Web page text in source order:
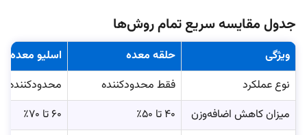
جدول مقایسه سریع تمام روش‌ها
ویژگی حلقه معده
اسلیو معده
نوع عملکرد
فقط محدودکننده
محدودکننده
میزان کاهش اضافه‌وزن
۴۰ تا ۵۰٪ ۶۰ تا ۷۰٪